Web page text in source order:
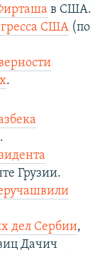
в США.
США (по
.
Грузии.
дел Сербии,
Дачич